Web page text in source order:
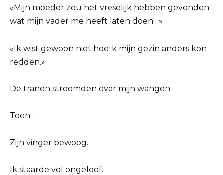
«Mijn moeder zou het vreselijk hebben gevonden
wat mijn vader me heeft laten doen…»
«Ik wist gewoon niet hoe ik mijn gezin anders kon
redden.»
De tranen stroomden over mijn wangen.
Toen…
Zijn vinger bewoog.
Ik staarde vol ongeloof.